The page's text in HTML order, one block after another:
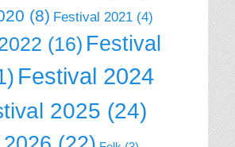
(8) Festival 2021 (4)
(16) Festival
Festival 2024
2025 (24)